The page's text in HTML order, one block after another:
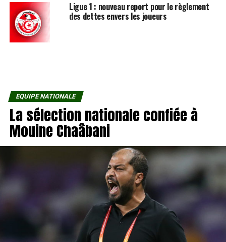
Ligue 1 : nouveau report pour le règlement
des dettes envers les joueurs
EQUIPE NATIONALE
La sélection nationale confiée à
Mouine Chaâbani